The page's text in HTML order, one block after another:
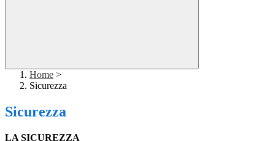
Home >
Sicurezza
Sicurezza
LA SICUREZZA